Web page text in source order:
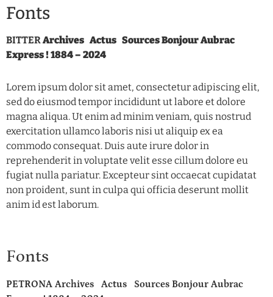
Fonts
BITTERArchives Actus Sources Bonjour Aubrac
Express ! 1884 – 2024
Lorem ipsum dolor sit amet, consectetur adipiscing elit,
sed do eiusmod tempor incididunt ut labore et dolore
magna aliqua. Ut enim ad minim veniam, quis nostrud
exercitation ullamco laboris nisi ut aliquip ex ea
commodo consequat. Duis aute irure dolor in
reprehenderit in voluptate velit esse cillum dolore eu
fugiat nulla pariatur. Excepteur sint occaecat cupidatat
non proident, sunt in culpa qui officia deserunt mollit
anim id est laborum.
Fonts
PETRONA Archives Actus Sources Bonjour Aubrac